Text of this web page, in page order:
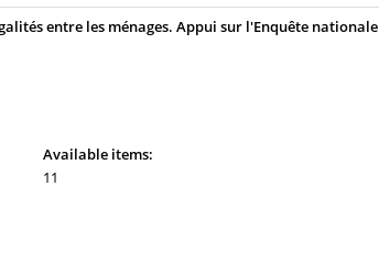
entre les ménages. Appui sur l'Enquête nationale
Available items:
11